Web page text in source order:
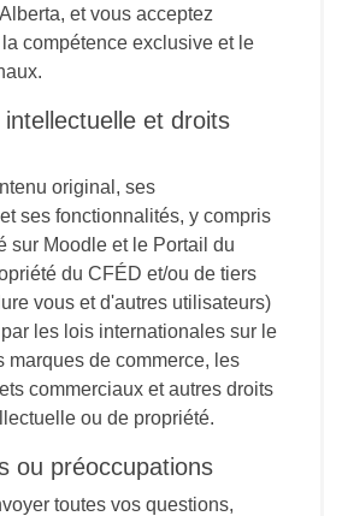
et vous acceptez
compétence exclusive et le
et droits
original, ses
ses fonctionnalités, y compris
sur Moodle et le Portail du
du CFÉD et/ou de tiers
vous et d'autres utilisateurs)
les lois internationales sur le
marques de commerce, les
commerciaux et autres droits
ou de propriété.
ou préoccupations
toutes vos questions,